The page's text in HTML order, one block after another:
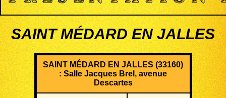
SAINT MÉDARD EN JALLES
SAINT MÉDARD EN JALLES (33160)
: Salle Jacques Brel, avenue
Descartes